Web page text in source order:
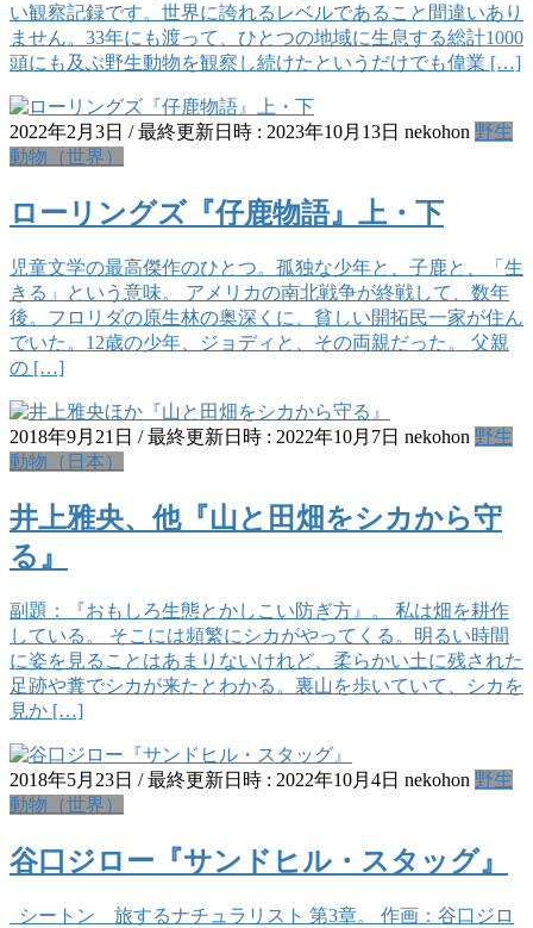
い観察記録です。世界に誇れるレベルであること間違いあり
ません。33年にも渡って、ひとつの地域に生息する総計1000
頭にも及ぶ野生動物を観察し続けたというだけでも偉業 […]
2022年2月3日 / 最終更新日時 : 2023年10月13日 nekohon 野生
動物（世界）
ローリングズ『仔鹿物語』上・下
児童文学の最高傑作のひとつ。孤独な少年と、子鹿と、「生
きる」という意味。 アメリカの南北戦争が終戦して、数年
後。フロリダの原生林の奥深くに、貧しい開拓民一家が住ん
でいた。12歳の少年、ジョディと、その両親だった。 父親
の […]
2018年9月21日 / 最終更新日時 : 2022年10月7日 nekohon 野生
動物（日本）
井上雅央、他『山と田畑をシカから守
る』
副題：『おもしろ生態とかしこい防ぎ方』。 私は畑を耕作
している。 そこには頻繁にシカがやってくる。明るい時間
に姿を見ることはあまりないけれど、柔らかい土に残された
足跡や糞でシカが来たとわかる。裏山を歩いていて、シカを
見か […]
2018年5月23日 / 最終更新日時 : 2022年10月4日 nekohon 野生
動物（世界）
谷口ジロー『サンドヒル・スタッグ』
シートン 旅するナチュラリスト 第3章。 作画：谷口ジロ